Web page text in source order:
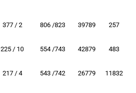
377 / 2 806 /823 39789 257
225 / 10 554 /743 42879 483
217 / 4 543 /742 26779 11832